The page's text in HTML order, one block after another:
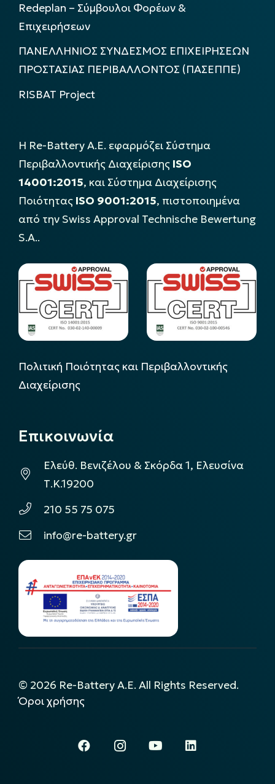
Redeplan – Σύμβουλοι Φορέων &
Επιχειρήσεων
ΠΑΝΕΛΛΗΝΙΟΣ ΣΥΝΔΕΣΜΟΣ ΕΠΙΧΕΙΡΗΣΕΩΝ
ΠΡΟΣΤΑΣΙΑΣ ΠΕΡΙΒΑΛΛΟΝΤΟΣ (ΠΑΣΕΠΠΕ)
RISBAT Project
Η Re-Battery Α.Ε. εφαρμόζει Σύστημα
Περιβαλλοντικής Διαχείρισης ISO
14001:2015, και Σύστημα Διαχείρισης
Ποιότητας ISO 9001:2015, πιστοποιημένα
από την Swiss Approval Technische Bewertung
S.A..
Πολιτική Ποιότητας και Περιβαλλοντικής
Διαχείρισης
Επικοινωνία
Ελεύθ. Βενιζέλου & Σκόρδα 1, Ελευσίνα
Τ.Κ.19200
210 55 75 075
info@re-battery.gr
© 2026 Re-Battery A.E. All Rights Reserved.
Όροι χρήσης